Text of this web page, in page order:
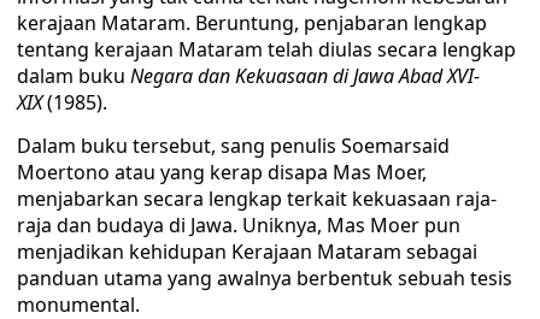
kerajaan Mataram. Beruntung, penjabaran lengkap
tentang kerajaan Mataram telah diulas secara lengkap
dalam buku Negara dan Kekuasaan di Jawa Abad XVI-
XIX(1985).
Dalam buku tersebut, sang penulis Soemarsaid
Moertono atau yang kerap disapa Mas Moer,
menjabarkan secara lengkap terkait kekuasaan raja-
raja dan budaya di Jawa. Uniknya, Mas Moer pun
menjadikan kehidupan Kerajaan Mataram sebagai
panduan utama yang awalnya berbentuk sebuah tesis
monumental.